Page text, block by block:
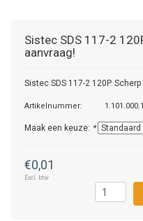
Sistec SDS 117-2
aanvraag!
Sistec SDS 117-2 120P.
Artikelnummer:
Maak een keuze: *
€0,01
Excl. btw